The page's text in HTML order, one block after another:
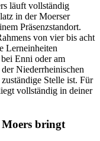
läuft vollständig
in der Moerser
Präsenzstandort.
von vier bis acht
Lerneinheiten
Enni oder am
Niederrheinischen
Stelle ist. Für
vollständig in deiner
bringt